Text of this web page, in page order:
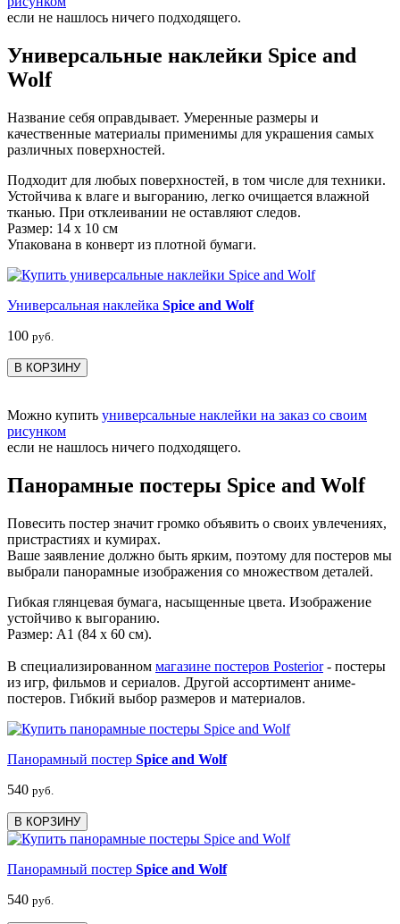
если не нашлось ничего подходящего.
Универсальные наклейки Spice and
Wolf
Название себя оправдывает. Умеренные размеры и
качественные материалы применимы для украшения самых
различных поверхностей.
Подходит для любых поверхностей, в том числе для техники.
Устойчива к влаге и выгоранию, легко очищается влажной
тканью. При отклеивании не оставляют следов.
Размер: 14 х 10 см
Упакована в конверт из плотной бумаги.
Универсальная наклейка Spice and Wolf
100 руб.
В КОРЗИНУ
Можно купить универсальные наклейки на заказ со своим
рисунком
если не нашлось ничего подходящего.
Панорамные постеры Spice and Wolf
Повесить постер значит громко объявить о своих увлечениях,
пристрастиях и кумирах.
Ваше заявление должно быть ярким, поэтому для постеров мы
выбрали панорамные изображения со множеством деталей.
Гибкая глянцевая бумага, насыщенные цвета. Изображение
устойчиво к выгоранию.
Размер: А1 (84 х 60 см).
В специализированном магазине постеров Posterior- постеры
из игр, фильмов и сериалов. Другой ассортимент аниме-
постеров. Гибкий выбор размеров и материалов.
Панорамный постер Spice and Wolf
540 руб.
В КОРЗИНУ
Панорамный постер Spice and Wolf
540 руб.